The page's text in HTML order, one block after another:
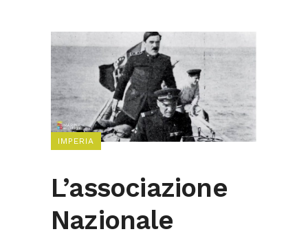
IMPERIA
L’associazione
Nazionale